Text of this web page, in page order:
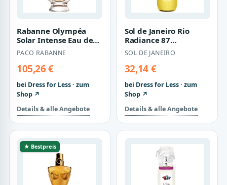
Rabanne Olympéa
Solar Intense Eau de
Parfum für Damen -
80ml
PACO RABANNE
105,26 €
bei Dress for Less · zum
Shop ↗
Details & alle Angebote
Sol de Janeiro Rio
Radiance 87
Parfümnebel - 90 ml
für Damen
SOL DE JANEIRO
32,14 €
bei Dress for Less · zum
Shop ↗
Details & alle Angebote
★ Bestpreis